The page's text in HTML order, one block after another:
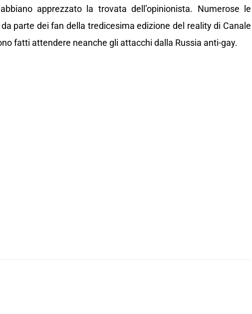
apprezzato la trovata dell’opinionista. Numerose le
parte dei fan della tredicesima edizione del reality di Canale
fatti attendere neanche gli attacchi dalla Russia anti-gay.